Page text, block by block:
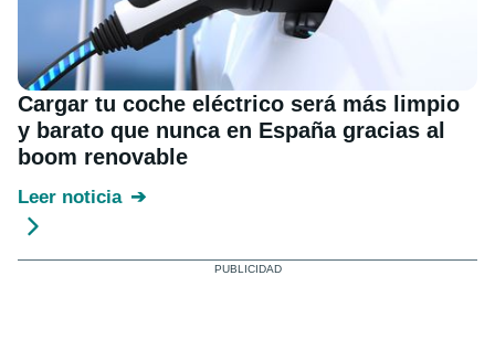
Cargar tu coche eléctrico será más limpio
y barato que nunca en España gracias al
boom renovable
Leer noticia